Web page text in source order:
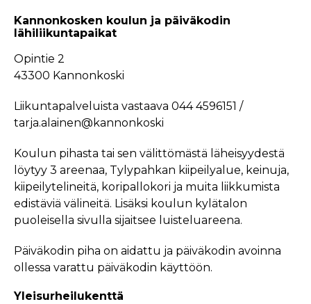
Kannonkosken koulun ja päiväkodin
lähiliikuntapaikat
Opintie 2
43300 Kannonkoski
Liikuntapalveluista vastaava 044 4596151 /
tarja.alainen@kannonkoski
Koulun pihasta tai sen välittömästä läheisyydestä
löytyy 3 areenaa, Tylypahkan kiipeilyalue, keinuja,
kiipeilytelineitä, koripallokori ja muita liikkumista
edistäviä välineitä. Lisäksi koulun kylätalon
puoleisella sivulla sijaitsee luisteluareena.
Päiväkodin piha on aidattu ja päiväkodin avoinna
ollessa varattu päiväkodin käyttöön.
Yleisurheilukenttä